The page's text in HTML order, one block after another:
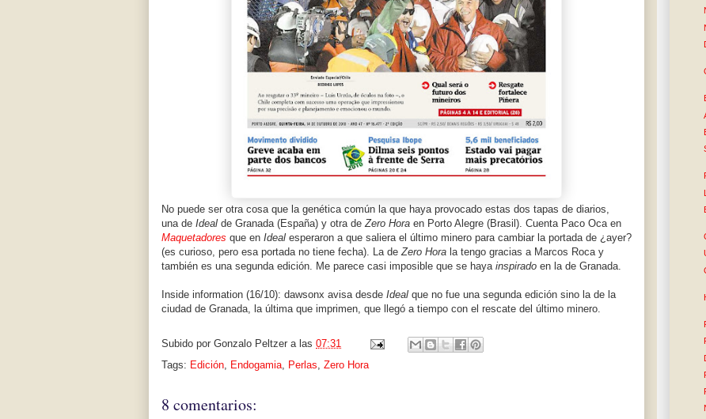
No puede ser otra cosa que la genética común la que haya provocado estas dos tapas de diarios,
una de Ideal de Granada (España) y otra deZero Hora en Porto Alegre (Brasil). Cuenta Paco Oca en
Maquetadores que en Ideal esperaron a que saliera el último minero para cambiar la portada de ¿ayer?
(es curioso, pero esa portada no tiene fecha). La deZero Hora la tengo gracias a Marcos Roca y
también es una segunda edición. Me parece casi imposible que se haya inspirado en la de Granada.
Inside information (16/10): dawsonx avisa desde Ideal que no fue una segunda edición sino la de la
ciudad de Granada, la última que imprimen, que llegó a tiempo con el rescate del último minero.
Subido por Gonzalo Peltzer a las 07:31
Tags: Edición, Endogamia, Perlas, Zero Hora
8 comentarios: